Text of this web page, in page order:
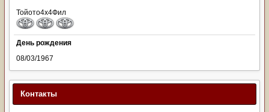
Тойото4х4Фил
День рождения
08/03/1967
Контакты